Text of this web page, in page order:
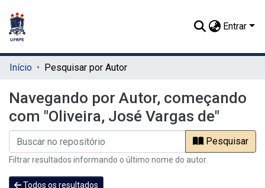
Entrar
Início Pesquisar por Autor
Navegando por Autor, começando
com "Oliveira, José Vargas de"
Pesquisar
Filtrar resultados informando o último nome do autor
Todos os resultados